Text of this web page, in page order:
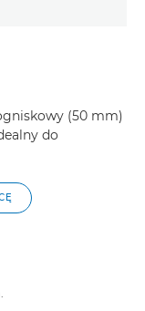
(50 mm)
do